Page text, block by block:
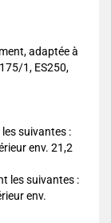
adaptée à
1, ES250,
suivantes :
env. 21,2
les suivantes :
env.